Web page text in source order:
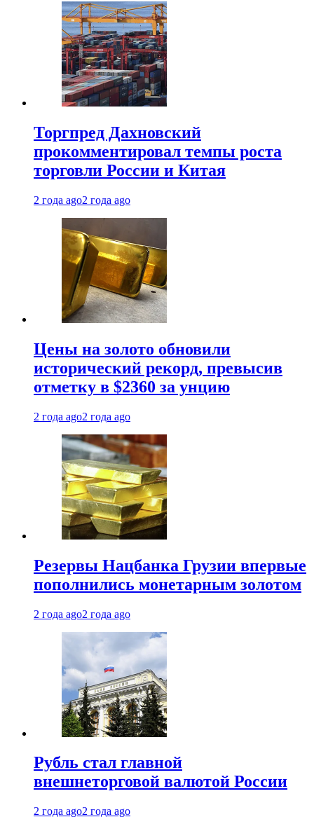
Торгпред Дахновский
прокомментировал темпы роста
торговли России и Китая
2 года ago2 года ago
Цены на золото обновили
исторический рекорд, превысив
отметку в $2360 за унцию
2 года ago2 года ago
Резервы Нацбанка Грузии впервые
пополнились монетарным золотом
2 года ago2 года ago
Рубль стал главной
внешнеторговой валютой России
2 года ago2 года ago